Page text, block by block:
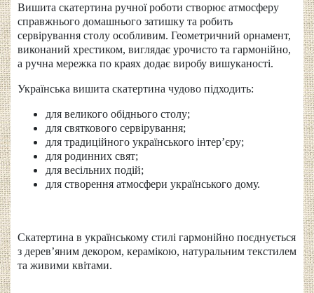
Вишита скатертина ручної роботи створює атмосферу
справжнього домашнього затишку та робить
сервірування столу особливим. Геометричний орнамент,
виконаний хрестиком, виглядає урочисто та гармонійно,
а ручна мережка по краях додає виробу вишуканості.
Українська вишита скатертина чудово підходить:
для великого обіднього столу;
для святкового сервірування;
для традиційного українського інтер’єру;
для родинних свят;
для весільних подій;
для створення атмосфери українського дому.
Скатертина в українському стилі гармонійно поєднується
з дерев’яним декором, керамікою, натуральним текстилем
та живими квітами.